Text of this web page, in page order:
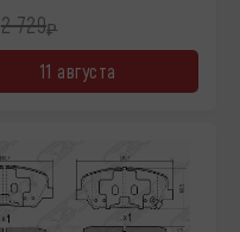
2 729₽
11 августа